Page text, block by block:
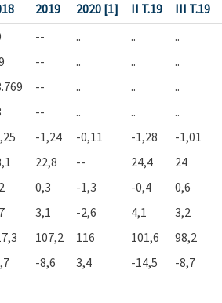
2019 2020 [1] II T.19 III T.19
-- .. .. ..
-- .. .. ..
-- .. .. ..
-- .. .. ..
-1,24 -0,11 -1,28 -1,01
22,8 -- 24,4 24
0,3 -1,3 -0,4 0,6
3,1 -2,6 4,1 3,2
107,2 116 101,6 98,2
-8,6 3,4 -14,5 -8,7